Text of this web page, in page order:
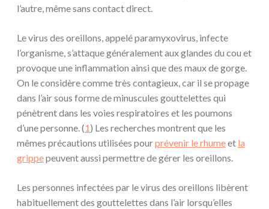
l’autre, même sans contact direct.
Le virus des oreillons, appelé paramyxovirus, infecte
l’organisme, s’attaque généralement aux glandes du cou et
provoque une inflammation ainsi que des maux de gorge.
On le considère comme très contagieux, car il se propage
dans l’air sous forme de minuscules gouttelettes qui
pénètrent dans les voies respiratoires et les poumons
d’une personne. (1) Les recherches montrent que les
mêmes précautions utilisées pourprévenir le rhumeet la
grippepeuvent aussi permettre de gérer les oreillons.
Les personnes infectées par le virus des oreillons libèrent
habituellement des gouttelettes dans l’air lorsqu’elles